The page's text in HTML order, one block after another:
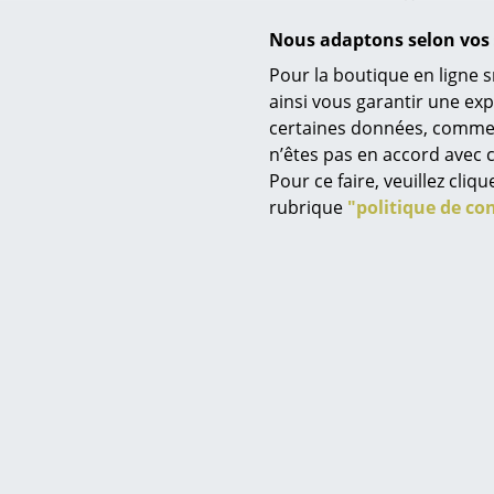
Nous adaptons selon
Pour la boutique en ligne
ainsi vous garantir une
certaines données,
n’êtes pas en accord
Pour ce faire, veuillez
rubrique "politique de
Service
Contact
Paiement
En 1950,
Anna
abrite
Bien que
marqué
a